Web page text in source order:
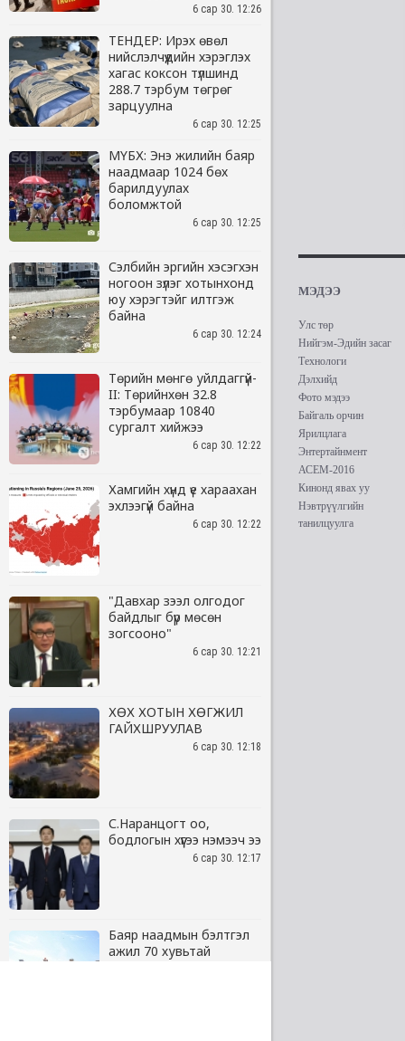
6 сар 30. 12:26
ТЕНДЕР: Ирэх өвөл
нийслэлчүүдийн хэрэглэх
хагас коксон түлшинд
288.7 тэрбум төгрөг
зарцуулна
6 сар 30. 12:25
МҮБХ: Энэ жилийн баяр
наадмаар 1024 бөх
барилдуулах
боломжтой
6 сар 30. 12:25
Сэлбийн эргийн хэсэгхэн
ногоон зүлэг хотынхонд
юу хэрэгтэйг илтгэж
байна
6 сар 30. 12:24
Төрийн мөнгө уйлдаггүй-
II: Төрийнхөн 32.8
тэрбумаар 10840
сургалт хийжээ
6 сар 30. 12:22
Хамгийн хүнд үе хараахан
эхлээгүй байна
6 сар 30. 12:22
"Давхар зээл олгодог
байдлыг бүр мөсөн
зогсооно"
6 сар 30. 12:21
ХӨХ ХОТЫН ХӨГЖИЛ
ГАЙХШРУУЛАВ
6 сар 30. 12:18
С.Наранцогт оо,
бодлогын хүүгээ нэмээч ээ
6 сар 30. 12:17
Баяр наадмын бэлтгэл
ажил 70 хувьтай